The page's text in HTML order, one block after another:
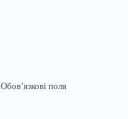
Обов’язкові поля